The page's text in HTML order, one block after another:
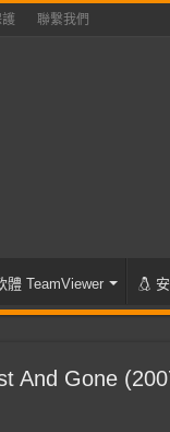
聯繫我們
體 TeamViewer
And Gone